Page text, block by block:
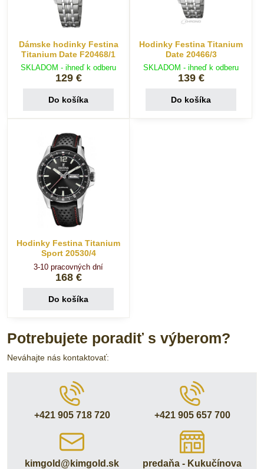
Dámske hodinky Festina
Titanium Date F20468/1
SKLADOM - ihneď k odberu
129 €
Do košíka
Hodinky Festina Titanium
Date 20466/3
SKLADOM - ihneď k odberu
139 €
Do košíka
Hodinky Festina Titanium
Sport 20530/4
3-10 pracovných dní
168 €
Do košíka
Potrebujete poradiť s výberom?
Neváhajte nás kontaktovať:
+421 905 718 720 +421 905 657 700
kimgold​@kimgold​.sk
predaňa - Kukučínova